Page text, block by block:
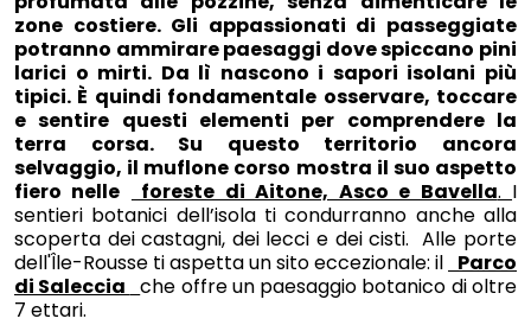
zone costiere. Gli appassionati di passeggiate
potranno ammirare paesaggi dove spiccano pini
larici o mirti. Da lì nascono i sapori isolani più
tipici. È quindi fondamentale osservare, toccare
e sentire questi elementi per comprendere la
terra corsa. Su questo territorio ancora
selvaggio, il muflone ​​corso mostra il suo aspetto
fiero nelle
foreste di Aitone, Asco e Bavella. I
sentieri botanici dell’isola ti condurranno anche alla
scoperta dei castagni, dei lecci e dei cisti. Alle porte
dell'Île-Rousse ti aspetta un sito eccezionale: il Parco
di Saleccia che offre un paesaggio botanico di oltre
7 ettari.